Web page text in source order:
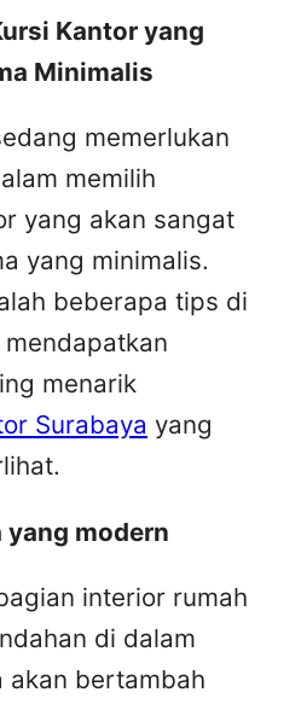
Kantor yang
Minimalis
memerlukan
memilih
yang akan sangat
yang minimalis.
beberapa tips di
menarik
Surabaya yang
modern
interior rumah
di dalam
akan bertambah